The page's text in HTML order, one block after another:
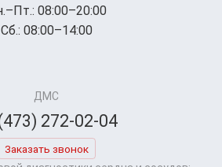
08:00–20:00
Сб.: 08:00–14:00
ДМС
272-02-04
Заказать звонок